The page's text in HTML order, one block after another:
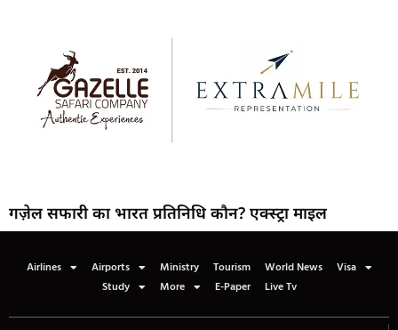
गज़ेल सफारी का भारत प्रतिनिधि कौन? एक्स्ट्रा माइल
Airlines Airports Ministry Tourism World News
Visa
Study
More E-Paper Live Tv